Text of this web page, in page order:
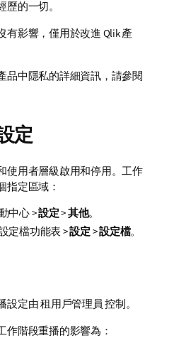
的一切。
有影響，僅用於改進 Qlik產
品中隱私的詳細資訊，請參閱
定
使用者層級啟用和停用。工作
指定區域：
中心 >設定>其他。
定檔功能表 >設定 >設定檔。
設定由租用戶管理員 控制。
作階段重播的影響為：